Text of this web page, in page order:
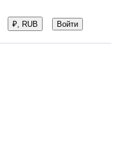
₽, RUB Войти